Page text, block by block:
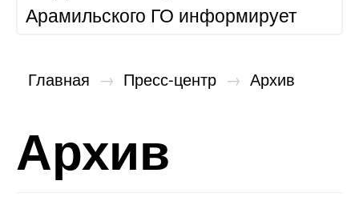
Арамильского ГО информирует
Главная → Пресс-центр → Архив
Архив